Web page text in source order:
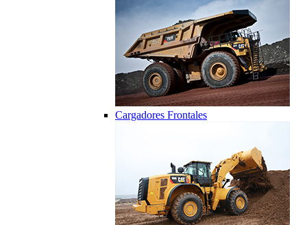
Cargadores Frontales